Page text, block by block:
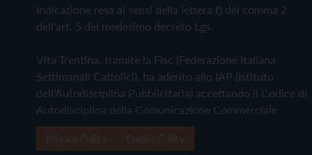
Indicazione resa ai sensi della lettera f) del comma 2
dell'art. 5 del medesimo decreto Lgs.
Vita Trentina, tramite la Fisc (Federazione Italiana
Settimanali Cattolici), ha aderito allo IAP (Istituto
dell'Autodisciplina Pubblicitaria) accettando il Codice di
Autodisciplina della Comunicazione Commerciale